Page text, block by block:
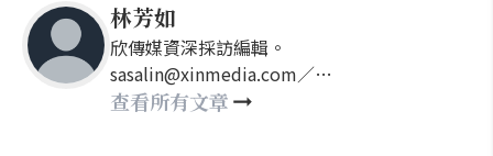
林芳如
欣傳媒資深採訪編輯。
sasalin@xinmedia.com／
happy21917@gmail.com
查看所有文章